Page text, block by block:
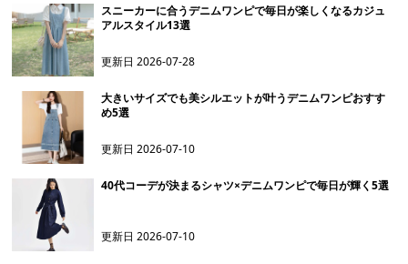
スニーカーに合うデニムワンピで毎日が楽しくなるカジュ
アルスタイル13選
更新日2026-07-28
大きいサイズでも美シルエットが叶うデニムワンピおすす
め5選
更新日2026-07-10
40代コーデが決まるシャツ×デニムワンピで毎日が輝く5選
更新日2026-07-10